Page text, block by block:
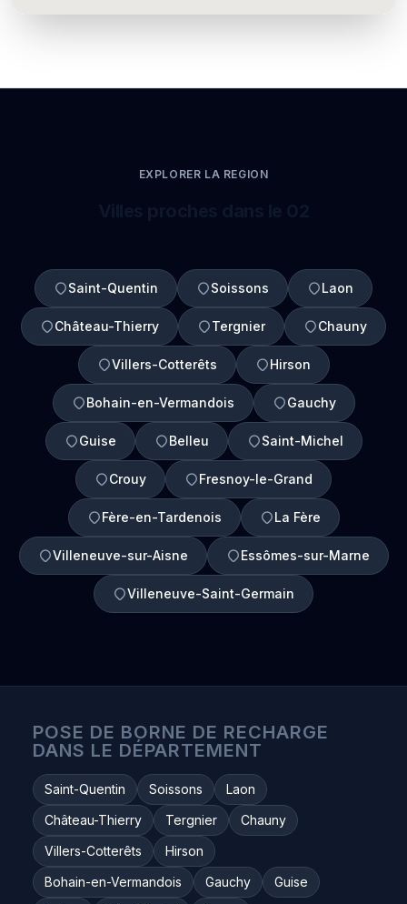
EXPLORER LA REGION
Saint-Quentin Soissons Laon
Château-Thierry Tergnier Chauny
Villers-Cotterêts Hirson
Bohain-en-Vermandois Gauchy
Guise Belleu Saint-Michel
Crouy Fresnoy-le-Grand
Fère-en-Tardenois La Fère
Villeneuve-sur-Aisne Essômes-sur-Marne
Villeneuve-Saint-Germain
POSE DE BORNE DE RECHARGE
DANS LE DÉPARTEMENT
Saint-Quentin Soissons
Laon
Château-Thierry
Tergnier
Chauny
Villers-Cotterêts
Hirson
Bohain-en-Vermandois
Gauchy
Guise